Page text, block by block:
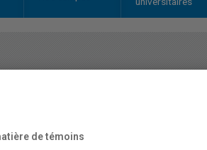
de témoins